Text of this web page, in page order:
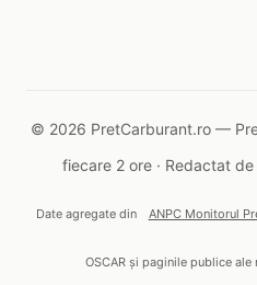
© 2026 PretCarburant.ro —
fiecare 2 ore · Redactat de
Date agregate din ANPC Monitorul
OSCAR și paginile publice ale